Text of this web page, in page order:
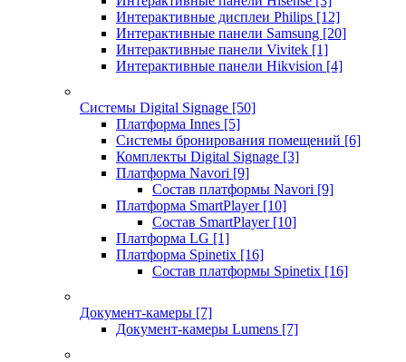
Интерактивные дисплеи Philips [12]
Интерактивные панели Samsung [20]
Интерактивные панели Vivitek [1]
Интерактивные панели Hikvision [4]
Системы Digital Signage [50]
Платформа Innes [5]
Системы бронирования помещений [6]
Комплекты Digital Signage [3]
Платформа Navori [9]
Состав платформы Navori [9]
Платформа SmartPlayer [10]
Состав SmartPlayer [10]
Платформа LG [1]
Платформа Spinetix [16]
Состав платформы Spinetix [16]
Документ-камеры [7]
Документ-камеры Lumens [7]